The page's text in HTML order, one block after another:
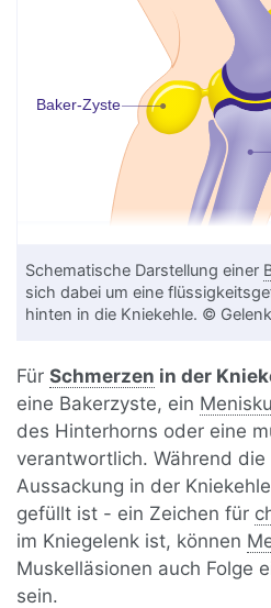
Schematische Darstellung einer
sich dabei um eine
hinten in die Kniekehle. ©
FürSchmerzen in der
eine Bakerzyste, ein
des Hinterhorns oder eine
verantwortlich. Während
Aussackung in der
gefüllt ist - ein Zeichen für
im Kniegelenk ist, können
Muskelläsionen auch Folge
sein.